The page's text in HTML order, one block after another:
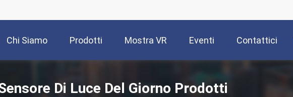
Chi Siamo Prodotti Mostra VR Eventi Contattici
Di Luce Del Giorno Prodotti